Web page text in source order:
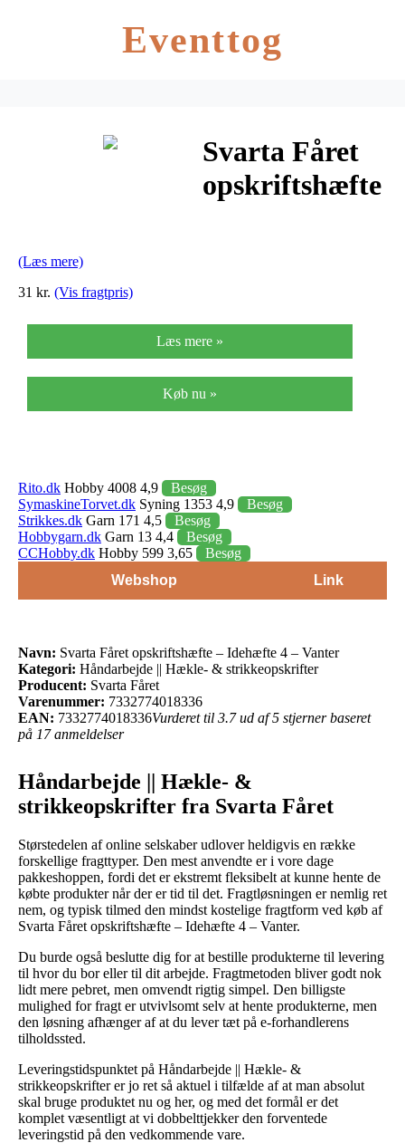
Eventtog
Svarta Fåret
opskriftshæfte
(Læs mere)
31 kr. (Vis fragtpris)
Læs mere »
Køb nu »
Rito.dk Hobby 4008 4,9
Besøg
SymaskineTorvet.dk Syning 1353 4,9
Besøg
Strikkes.dk Garn 171 4,5
Besøg
Hobbygarn.dk Garn 13 4,4
Besøg
CCHobby.dk Hobby 599 3,65
Besøg
Webshop
Link
Navn: Svarta Fåret opskriftshæfte – Idehæfte 4 – Vanter
Kategori: Håndarbejde || Hækle- & strikkeopskrifter
Producent: Svarta Fåret
Varenummer: 7332774018336
EAN: 7332774018336Vurderet til 3.7 ud af 5 stjerner baseret
på 17 anmeldelser
Håndarbejde || Hækle- &
strikkeopskrifter fra Svarta Fåret
Størstedelen af online selskaber udlover heldigvis en række
forskellige fragttyper. Den mest anvendte er i vore dage
pakkeshoppen, fordi det er ekstremt fleksibelt at kunne hente de
købte produkter når der er tid til det. Fragtløsningen er nemlig ret
nem, og typisk tilmed den mindst kostelige fragtform ved køb af
Svarta Fåret opskriftshæfte – Idehæfte 4 – Vanter.
Du burde også beslutte dig for at bestille produkterne til levering
til hvor du bor eller til dit arbejde. Fragtmetoden bliver godt nok
lidt mere pebret, men omvendt rigtig simpel. Den billigste
mulighed for fragt er utvivlsomt selv at hente produkterne, men
den løsning afhænger af at du lever tæt på e-forhandlerens
tilholdssted.
Leveringstidspunktet på Håndarbejde || Hækle- &
strikkeopskrifter er jo ret så aktuel i tilfælde af at man absolut
skal bruge produktet nu og her, og med det formål er det
komplet væsentligt at vi dobbelttjekker den forventede
leveringstid på den vedkommende vare.